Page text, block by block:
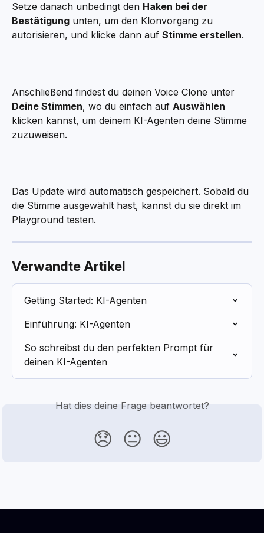
Setze danach unbedingt den Haken bei der
Bestätigung unten, um den Klonvorgang zu
autorisieren, und klicke dann auf Stimme erstellen.
Anschließend findest du deinen Voice Clone unter
Deine Stimmen, wo du einfach auf Auswählen
klicken kannst, um deinem KI-Agenten deine Stimme
zuzuweisen.
Das Update wird automatisch gespeichert. Sobald du
die Stimme ausgewählt hast, kannst du sie direkt im
Playground testen.
Verwandte Artikel
Getting Started: KI-Agenten
Einführung: KI-Agenten
So schreibst du den perfekten Prompt für
deinen KI-Agenten
Hat dies deine Frage beantwortet?
😞 😐 😃